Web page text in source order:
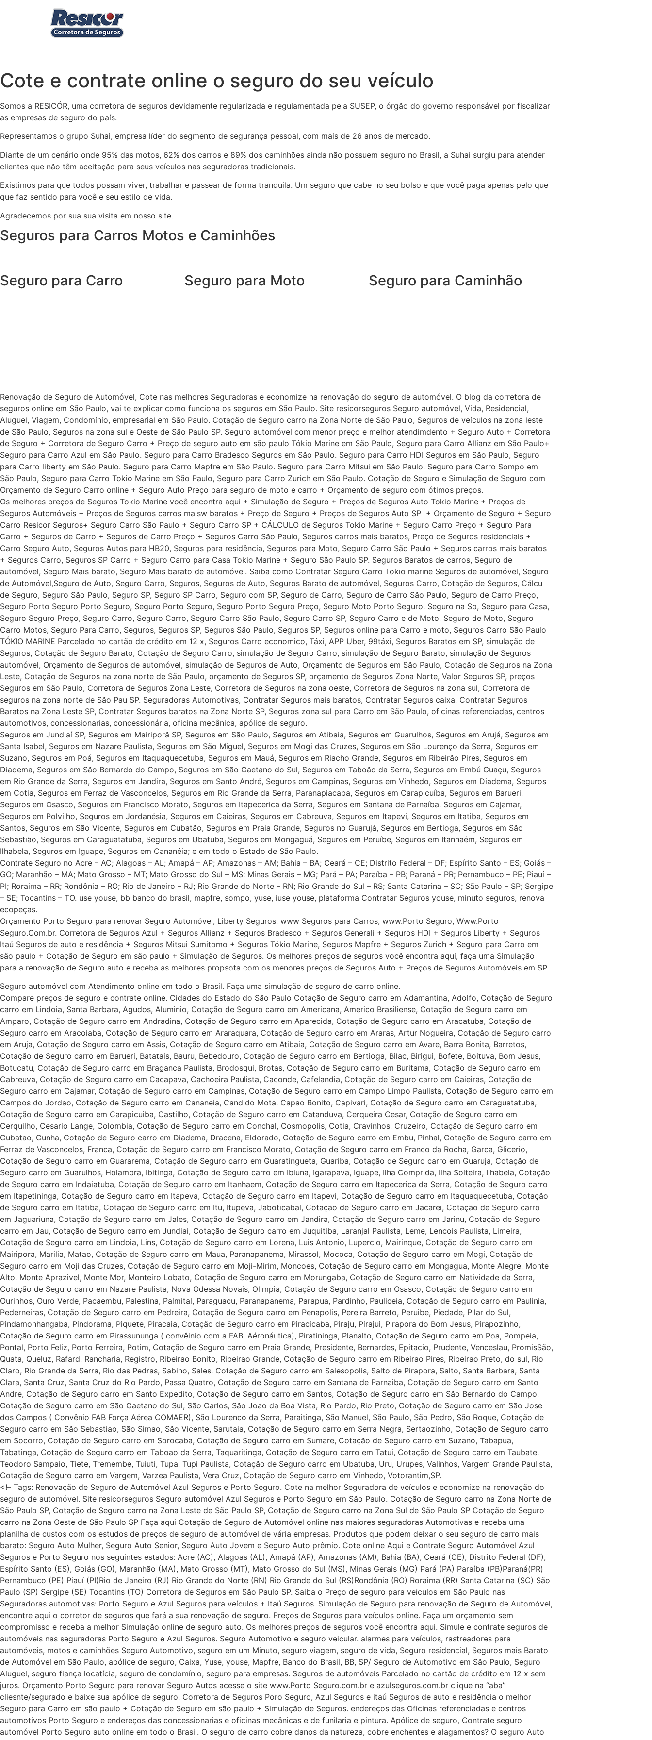
Cote e contrate online o seguro do seu veículo
Somos a RESICÓR, uma corretora de seguros devidamente regularizada e regulamentada pela SUSEP, o órgão do governo responsável por fiscalizar
as empresas de seguro do país.
Representamos o grupo Suhai, empresa líder do segmento de segurança pessoal, com mais de 26 anos de mercado.
Diante de um cenário onde 95% das motos, 62% dos carros e 89% dos caminhões ainda não possuem seguro no Brasil, a Suhai surgiu para atender
clientes que não têm aceitação para seus veículos nas seguradoras tradicionais.
Existimos para que todos possam viver, trabalhar e passear de forma tranquila. Um seguro que cabe no seu bolso e que você paga apenas pelo que
que faz sentido para você e seu estilo de vida.
Agradecemos por sua sua visita em nosso site.
Seguros para Carros Motos e Caminhões
Seguro para Carro Seguro para Moto Seguro para Caminhão
Renovação de Seguro de Automóvel, Cote nas melhores Seguradoras e economize na renovação do seguro de automóvel. O blog da corretora de
seguros online em São Paulo, vai te explicar como funciona os seguros em São Paulo. Site resicorseguros Seguro automóvel, Vida, Residencial,
Aluguel, Viagem, Condomínio, empresarial em São Paulo. Cotação de Seguro carro na Zona Norte de São Paulo, Seguros de veículos na zona leste
de São Paulo, Seguros na zona sul e Oeste de São Paulo SP. Seguro automóvel com menor preço e melhor atendimdento + Seguro Auto + Corretora
de Seguro + Corretora de Seguro Carro + Preço de seguro auto em são paulo Tókio Marine em São Paulo, Seguro para Carro Allianz em São Paulo+
Seguro para Carro Azul em São Paulo. Seguro para Carro Bradesco Seguros em São Paulo. Seguro para Carro HDI Seguros em São Paulo, Seguro
para Carro liberty em São Paulo. Seguro para Carro Mapfre em São Paulo. Seguro para Carro Mitsui em São Paulo. Seguro para Carro Sompo em
São Paulo, Seguro para Carro Tokio Marine em São Paulo, Seguro para Carro Zurich em São Paulo. Cotação de Seguro e Simulação de Seguro com
Orçamento de Seguro Carro online + Seguro Auto Preço para seguro de moto e carro + Orçamento de seguro com ótimos preços.
Os melhores preços de Seguros Tokio Marine você encontra aqui + Simulação de Seguro + Preços de Seguros Auto Tokio Marine + Preços de
Seguros Automóveis + Preços de Seguros carros maisw baratos + Preço de Seguro + Preços de Seguros Auto SP + Orçamento de Seguro + Seguro
Carro Resicor Seguros+ Seguro Carro São Paulo + Seguro Carro SP + CÁLCULO de Seguros Tokio Marine + Seguro Carro Preço + Seguro Para
Carro + Seguros de Carro + Seguros de Carro Preço + Seguros Carro São Paulo, Seguros carros mais baratos, Preço de Seguros residenciais +
Carro Seguro Auto, Seguros Autos para HB20, Seguros para residência, Seguros para Moto, Seguro Carro São Paulo + Seguros carros mais baratos
+ Seguros Carro, Seguros SP Carro + Seguro Carro para Casa Tokio Marine + Seguro São Paulo SP. Seguros Baratos de carros, Seguro de
automóvel, Seguro Mais barato, Seguro Mais barato de automóvel. Saiba como Contratar Seguro Carro Tokio marine Seguros de automóvel, Seguro
de Automóvel,Seguro de Auto, Seguro Carro, Seguros, Seguros de Auto, Seguros Barato de automóvel, Seguros Carro, Cotação de Seguros, Cálcu
de Seguro, Seguro São Paulo, Seguro SP, Seguro SP Carro, Seguro com SP, Seguro de Carro, Seguro de Carro São Paulo, Seguro de Carro Preço,
Seguro Porto Seguro Porto Seguro, Seguro Porto Seguro, Seguro Porto Seguro Preço, Seguro Moto Porto Seguro, Seguro na Sp, Seguro para Casa,
Seguro Seguro Preço, Seguro Carro, Seguro Carro, Seguro Carro São Paulo, Seguro Carro SP, Seguro Carro e de Moto, Seguro de Moto, Seguro
Carro Motos, Seguro Para Carro, Seguros, Seguros SP, Seguros São Paulo, Seguros SP, Seguros online para Carro e moto, Seguros Carro São Paulo
TÓKIO MARINE Parcelado no cartão de crédito em 12 x, Seguros Carro economico, Táxi, APP Uber, 99táxi, Seguros Baratos em SP, simulação de
Seguros, Cotação de Seguro Barato, Cotação de Seguro Carro, simulação de Seguro Carro, simulação de Seguro Barato, simulação de Seguros
automóvel, Orçamento de Seguros de automóvel, simulação de Seguros de Auto, Orçamento de Seguros em São Paulo, Cotação de Seguros na Zona
Leste, Cotação de Seguros na zona norte de São Paulo, orçamento de Seguros SP, orçamento de Seguros Zona Norte, Valor Seguros SP, preços
Seguros em São Paulo, Corretora de Seguros Zona Leste, Corretora de Seguros na zona oeste, Corretora de Seguros na zona sul, Corretora de
seguros na zona norte de São Pau SP. Seguradoras Automotivas, Contratar Seguros mais baratos, Contratar Seguros caixa, Contratar Seguros
Baratos na Zona Leste SP, Contratar Seguros baratos na Zona Norte SP, Seguros zona sul para Carro em São Paulo, oficinas referenciadas, centros
automotivos, concessionarias, concessionária, oficina mecânica, apólice de seguro.
Seguros em Jundiaí SP, Seguros em Mairiporã SP, Seguros em São Paulo, Seguros em Atibaia, Seguros em Guarulhos, Seguros em Arujá, Seguros em
Santa Isabel, Seguros em Nazare Paulista, Seguros em São Miguel, Seguros em Mogi das Cruzes, Seguros em São Lourenço da Serra, Seguros em
Suzano, Seguros em Poá, Seguros em Itaquaquecetuba, Seguros em Mauá, Seguros em Riacho Grande, Seguros em Ribeirão Pires, Seguros em
Diadema, Seguros em São Bernardo do Campo, Seguros em São Caetano do Sul, Seguros em Taboão da Serra, Seguros em Embú Guaçu, Seguros
em Rio Grande da Serra, Seguros em Jandira, Seguros em Santo André, Seguros em Campinas, Seguros em Vinhedo, Seguros em Diadema, Seguros
em Cotia, Seguros em Ferraz de Vasconcelos, Seguros em Rio Grande da Serra, Paranapiacaba, Seguros em Carapicuíba, Seguros em Barueri,
Seguros em Osasco, Seguros em Francisco Morato, Seguros em Itapecerica da Serra, Seguros em Santana de Parnaíba, Seguros em Cajamar,
Seguros em Polvilho, Seguros em Jordanésia, Seguros em Caieiras, Seguros em Cabreuva, Seguros em Itapevi, Seguros em Itatiba, Seguros em
Santos, Seguros em São Vicente, Seguros em Cubatão, Seguros em Praia Grande, Seguros no Guarujá, Seguros em Bertioga, Seguros em São
Sebastião, Seguros em Caraguatatuba, Seguros em Ubatuba, Seguros em Mongaguá, Seguros em Peruíbe, Seguros em Itanhaém, Seguros em
Ilhabela, Seguros em Iguape, Seguros em Cananéia; e em todo o Estado de São Paulo.
Contrate Seguro no Acre – AC; Alagoas – AL; Amapá – AP; Amazonas – AM; Bahia – BA; Ceará – CE; Distrito Federal – DF; Espírito Santo – ES; Goiás –
GO; Maranhão – MA; Mato Grosso – MT; Mato Grosso do Sul – MS; Minas Gerais – MG; Pará – PA; Paraíba – PB; Paraná – PR; Pernambuco – PE; Piauí –
PI; Roraima – RR; Rondônia – RO; Rio de Janeiro – RJ; Rio Grande do Norte – RN; Rio Grande do Sul – RS; Santa Catarina – SC; São Paulo – SP; Sergipe
– SE; Tocantins – TO. use youse, bb banco do brasil, mapfre, sompo, yuse, iuse youse, plataforma Contratar Seguros youse, minuto seguros, renova
ecopeças.
Orçamento Porto Seguro para renovar Seguro Automóvel, Liberty Seguros, www Seguros para Carros, www.Porto Seguro, Www.Porto
Seguro.Com.br. Corretora de Seguros Azul + Seguros Allianz + Seguros Bradesco + Seguros Generali + Seguros HDI + Seguros Liberty + Seguros
Itaú Seguros de auto e residência + Seguros Mitsui Sumitomo + Seguros Tókio Marine, Seguros Mapfre + Seguros Zurich + Seguro para Carro em
são paulo + Cotação de Seguro em são paulo + Simulação de Seguros. Os melhores preços de seguros você encontra aqui, faça uma Simulação
para a renovação de Seguro auto e receba as melhores propsota com os menores preços de Seguros Auto + Preços de Seguros Automóveis em SP.
Seguro automóvel com Atendimento online em todo o Brasil. Faça uma simulação de seguro de carro online.
Compare preços de seguro e contrate online. Cidades do Estado do São Paulo Cotação de Seguro carro em Adamantina, Adolfo, Cotação de Seguro
carro em Lindoia, Santa Barbara, Agudos, Aluminio, Cotação de Seguro carro em Americana, Americo Brasiliense, Cotação de Seguro carro em
Amparo, Cotação de Seguro carro em Andradina, Cotação de Seguro carro em Aparecida, Cotação de Seguro carro em Aracatuba, Cotação de
Seguro carro em Aracoiaba, Cotação de Seguro carro em Araraquara, Cotação de Seguro carro em Araras, Artur Nogueira, Cotação de Seguro carro
em Aruja, Cotação de Seguro carro em Assis, Cotação de Seguro carro em Atibaia, Cotação de Seguro carro em Avare, Barra Bonita, Barretos,
Cotação de Seguro carro em Barueri, Batatais, Bauru, Bebedouro, Cotação de Seguro carro em Bertioga, Bilac, Birigui, Bofete, Boituva, Bom Jesus,
Botucatu, Cotação de Seguro carro em Braganca Paulista, Brodosqui, Brotas, Cotação de Seguro carro em Buritama, Cotação de Seguro carro em
Cabreuva, Cotação de Seguro carro em Cacapava, Cachoeira Paulista, Caconde, Cafelandia, Cotação de Seguro carro em Caieiras, Cotação de
Seguro carro em Cajamar, Cotação de Seguro carro em Campinas, Cotação de Seguro carro em Campo Limpo Paulista, Cotação de Seguro carro em
Campos do Jordao, Cotação de Seguro carro em Cananeia, Candido Mota, Capao Bonito, Capivari, Cotação de Seguro carro em Caraguatatuba,
Cotação de Seguro carro em Carapicuiba, Castilho, Cotação de Seguro carro em Catanduva, Cerqueira Cesar, Cotação de Seguro carro em
Cerquilho, Cesario Lange, Colombia, Cotação de Seguro carro em Conchal, Cosmopolis, Cotia, Cravinhos, Cruzeiro, Cotação de Seguro carro em
Cubatao, Cunha, Cotação de Seguro carro em Diadema, Dracena, Eldorado, Cotação de Seguro carro em Embu, Pinhal, Cotação de Seguro carro em
Ferraz de Vasconcelos, Franca, Cotação de Seguro carro em Francisco Morato, Cotação de Seguro carro em Franco da Rocha, Garca, Glicerio,
Cotação de Seguro carro em Guararema, Cotação de Seguro carro em Guaratingueta, Guariba, Cotação de Seguro carro em Guaruja, Cotação de
Seguro carro em Guarulhos, Holambra, Ibitinga, Cotação de Seguro carro em Ibiuna, Igarapava, Iguape, Ilha Comprida, Ilha Solteira, Ilhabela, Cotação
de Seguro carro em Indaiatuba, Cotação de Seguro carro em Itanhaem, Cotação de Seguro carro em Itapecerica da Serra, Cotação de Seguro carro
em Itapetininga, Cotação de Seguro carro em Itapeva, Cotação de Seguro carro em Itapevi, Cotação de Seguro carro em Itaquaquecetuba, Cotação
de Seguro carro em Itatiba, Cotação de Seguro carro em Itu, Itupeva, Jaboticabal, Cotação de Seguro carro em Jacarei, Cotação de Seguro carro
em Jaguariuna, Cotação de Seguro carro em Jales, Cotação de Seguro carro em Jandira, Cotação de Seguro carro em Jarinu, Cotação de Seguro
carro em Jau, Cotação de Seguro carro em Jundiai, Cotação de Seguro carro em Juquitiba, Laranjal Paulista, Leme, Lencois Paulista, Limeira,
Cotação de Seguro carro em Lindoia, Lins, Cotação de Seguro carro em Lorena, Luis Antonio, Lupercio, Mairinque, Cotação de Seguro carro em
Mairipora, Marilia, Matao, Cotação de Seguro carro em Maua, Paranapanema, Mirassol, Mococa, Cotação de Seguro carro em Mogi, Cotação de
Seguro carro em Moji das Cruzes, Cotação de Seguro carro em Moji-Mirim, Moncoes, Cotação de Seguro carro em Mongagua, Monte Alegre, Monte
Alto, Monte Aprazivel, Monte Mor, Monteiro Lobato, Cotação de Seguro carro em Morungaba, Cotação de Seguro carro em Natividade da Serra,
Cotação de Seguro carro em Nazare Paulista, Nova Odessa Novais, Olimpia, Cotação de Seguro carro em Osasco, Cotação de Seguro carro em
Ourinhos, Ouro Verde, Pacaembu, Palestina, Palmital, Paraguacu, Paranapanema, Parapua, Pardinho, Pauliceia, Cotação de Seguro carro em Paulinia,
Pederneiras, Cotação de Seguro carro em Pedreira, Cotação de Seguro carro em Penapolis, Pereira Barreto, Peruibe, Piedade, Pilar do Sul,
Pindamonhangaba, Pindorama, Piquete, Piracaia, Cotação de Seguro carro em Piracicaba, Piraju, Pirajui, Pirapora do Bom Jesus, Pirapozinho,
Cotação de Seguro carro em Pirassununga ( convêinio com a FAB, Aéronáutica), Piratininga, Planalto, Cotação de Seguro carro em Poa, Pompeia,
Pontal, Porto Feliz, Porto Ferreira, Potim, Cotação de Seguro carro em Praia Grande, Presidente, Bernardes, Epitacio, Prudente, Venceslau, PromisSão,
Quata, Queluz, Rafard, Rancharia, Registro, Ribeirao Bonito, Ribeirao Grande, Cotação de Seguro carro em Ribeirao Pires, Ribeirao Preto, do sul, Rio
Claro, Rio Grande da Serra, Rio das Pedras, Sabino, Sales, Cotação de Seguro carro em Salesopolis, Salto de Pirapora, Salto, Santa Barbara, Santa
Clara, Santa Cruz, Santa Cruz do Rio Pardo, Passa Quatro, Cotação de Seguro carro em Santana de Parnaiba, Cotação de Seguro carro em Santo
Andre, Cotação de Seguro carro em Santo Expedito, Cotação de Seguro carro em Santos, Cotação de Seguro carro em São Bernardo do Campo,
Cotação de Seguro carro em São Caetano do Sul, São Carlos, São Joao da Boa Vista, Rio Pardo, Rio Preto, Cotação de Seguro carro em São Jose
dos Campos ( Convênio FAB Força Aérea COMAER), São Lourenco da Serra, Paraitinga, São Manuel, São Paulo, São Pedro, São Roque, Cotação de
Seguro carro em São Sebastiao, São Simao, São Vicente, Sarutaia, Cotação de Seguro carro em Serra Negra, Sertaozinho, Cotação de Seguro carro
em Socorro, Cotação de Seguro carro em Sorocaba, Cotação de Seguro carro em Sumare, Cotação de Seguro carro em Suzano, Tabapua,
Tabatinga, Cotação de Seguro carro em Taboao da Serra, Taquaritinga, Cotação de Seguro carro em Tatui, Cotação de Seguro carro em Taubate,
Teodoro Sampaio, Tiete, Tremembe, Tuiuti, Tupa, Tupi Paulista, Cotação de Seguro carro em Ubatuba, Uru, Urupes, Valinhos, Vargem Grande Paulista,
Cotação de Seguro carro em Vargem, Varzea Paulista, Vera Cruz, Cotação de Seguro carro em Vinhedo, Votorantim,SP.
<!– Tags: Renovação de Seguro de Automóvel Azul Seguros e Porto Seguro. Cote na melhor Seguradora de veículos e economize na renovação do
seguro de automóvel. Site resicorseguros Seguro automóvel Azul Seguros e Porto Seguro em São Paulo. Cotação de Seguro carro na Zona Norte de
São Paulo SP, Cotação de Seguro carro na Zona Leste de São Paulo SP, Cotação de Seguro carro na Zona Sul de São Paulo SP Cotação de Seguro
carro na Zona Oeste de São Paulo SP Faça aqui Cotação de Seguro de Automóvel online nas maiores seguradoras Automotivas e receba uma
planilha de custos com os estudos de preços de seguro de automóvel de vária empresas. Produtos que podem deixar o seu seguro de carro mais
barato: Seguro Auto Mulher, Seguro Auto Senior, Seguro Auto Jovem e Seguro Auto prêmio. Cote online Aqui e Contrate Seguro Automóvel Azul
Seguros e Porto Seguro nos seguintes estados: Acre (AC), Alagoas (AL), Amapá (AP), Amazonas (AM), Bahia (BA), Ceará (CE), Distrito Federal (DF),
Espírito Santo (ES), Goiás (GO), Maranhão (MA), Mato Grosso (MT), Mato Grosso do Sul (MS), Minas Gerais (MG) Pará (PA) Paraíba (PB)Paraná(PR)
Pernambuco (PE) Piauí (PI)Rio de Janeiro (RJ) Rio Grande do Norte (RN) Rio Grande do Sul (RS)Rondônia (RO) Roraima (RR) Santa Catarina (SC) São
Paulo (SP) Sergipe (SE) Tocantins (TO) Corretora de Seguros em São Paulo SP. Saiba o Preço de seguro para veículos em São Paulo nas
Seguradoras automotivas: Porto Seguro e Azul Seguros para veículos + Itaú Seguros. Simulação de Seguro para renovação de Seguro de Automóvel,
encontre aqui o corretor de seguros que fará a sua renovação de seguro. Preços de Seguros para veículos online. Faça um orçamento sem
compromisso e receba a melhor Simulação online de seguro auto. Os melhores preços de seguros você encontra aqui. Simule e contrate seguros de
automóveis nas seguradoras Porto Seguro e Azul Seguros. Seguro Automotivo e seguro veicular. alarmes para veículos, rastreadores para
automóveis, motos e caminhões Seguro Automotivo, seguro em um Minuto, seguro viagem, seguro de vida, Seguro residencial, Seguros mais Barato
de Automóvel em São Paulo, apólice de seguro, Caixa, Yuse, youse, Mapfre, Banco do Brasil, BB, SP/ Seguro de Automotivo em São Paulo, Seguro
Aluguel, seguro fiança locatícia, seguro de condomínio, seguro para empresas. Seguros de automóveis Parcelado no cartão de crédito em 12 x sem
juros. Orçamento Porto Seguro para renovar Seguro Autos acesse o site www.Porto Seguro.com.br e azulseguros.com.br clique na “aba”
cliesnte/segurado e baixe sua apólice de seguro. Corretora de Seguros Poro Seguro, Azul Seguros e itaú Seguros de auto e residência o melhor
Seguro para Carro em são paulo + Cotação de Seguro em são paulo + Simulação de Seguros. endereços das Oficinas referenciadas e centros
automotivos Porto Seguro e endereços das concessionarias e oficinas mecânicas e de funilaria e pintura. Apólice de seguro, Contrate seguro
automóvel Porto Seguro auto online em todo o Brasil. O seguro de carro cobre danos da natureza, cobre enchentes e alagamentos? O seguro Auto